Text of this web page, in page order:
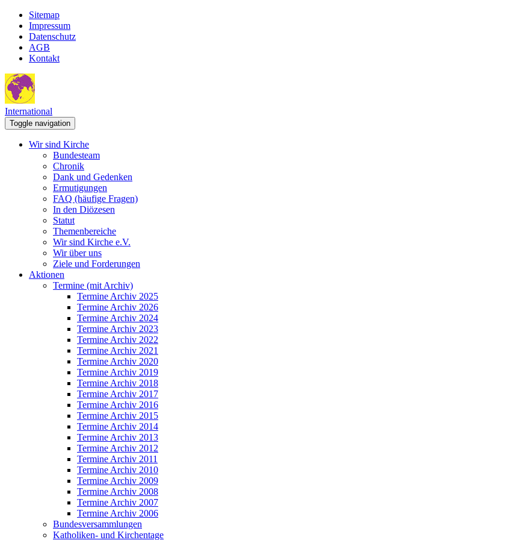
Sitemap
Impressum
Datenschutz
AGB
Kontakt
International
Toggle navigation
Wir sind Kirche
Bundesteam
Chronik
Dank und Gedenken
Ermutigungen
FAQ (häufige Fragen)
In den Diözesen
Statut
Themenbereiche
Wir sind Kirche e.V.
Wir über uns
Ziele und Forderungen
Aktionen
Termine (mit Archiv)
Termine Archiv 2025
Termine Archiv 2026
Termine Archiv 2024
Termine Archiv 2023
Termine Archiv 2022
Termine Archiv 2021
Termine Archiv 2020
Termine Archiv 2019
Termine Archiv 2018
Termine Archiv 2017
Termine Archiv 2016
Termine Archiv 2015
Termine Archiv 2014
Termine Archiv 2013
Termine Archiv 2012
Termine Archiv 2011
Termine Archiv 2010
Termine Archiv 2009
Termine Archiv 2008
Termine Archiv 2007
Termine Archiv 2006
Bundesversammlungen
Katholiken- und Kirchentage